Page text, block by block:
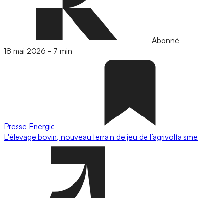
Abonné
18 mai 2026 - 7 min
Presse Energie
L'élevage bovin, nouveau terrain de jeu de l’agrivoltaïsme